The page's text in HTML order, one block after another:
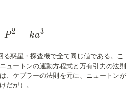
P^2 = ka^3
P2 = ka3
る惑星・探査機で全て同じ値である。こ
ュートンの運動方程式と万有引力の法則
、ケプラーの法則を元に、ニュートンが
だが）。